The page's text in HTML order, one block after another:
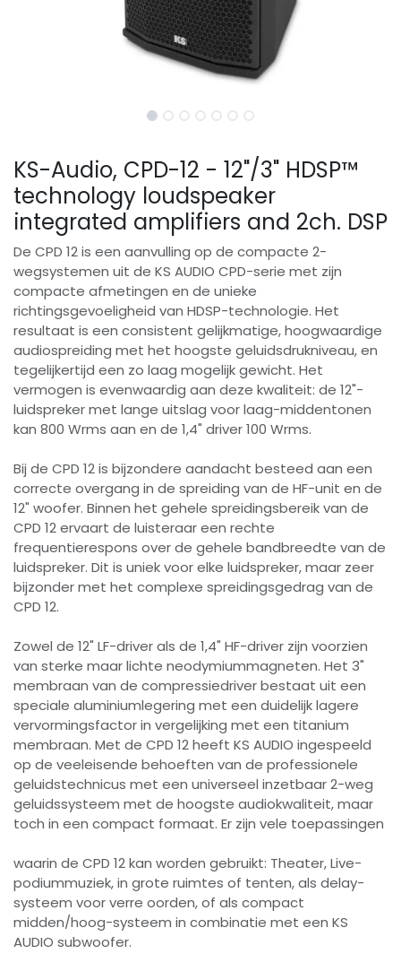
KS-Audio, CPD-12 - 12"/3" HDSP™
technology loudspeaker
integrated amplifiers and 2ch. DSP
De CPD 12 is een aanvulling op de compacte 2-
wegsystemen uit de KS AUDIO CPD-serie met zijn
compacte afmetingen en de unieke
richtingsgevoeligheid van HDSP-technologie. Het
resultaat is een consistent gelijkmatige, hoogwaardige
audiospreiding met het hoogste geluidsdrukniveau, en
tegelijkertijd een zo laag mogelijk gewicht. Het
vermogen is evenwaardig aan deze kwaliteit: de 12"-
luidspreker met lange uitslag voor laag-middentonen
kan 800 Wrms aan en de 1,4" driver 100 Wrms.
Bij de CPD 12 is bijzondere aandacht besteed aan een
correcte overgang in de spreiding van de HF-unit en de
12" woofer. Binnen het gehele spreidingsbereik van de
CPD 12 ervaart de luisteraar een rechte
frequentierespons over de gehele bandbreedte van de
luidspreker. Dit is uniek voor elke luidspreker, maar zeer
bijzonder met het complexe spreidingsgedrag van de
CPD 12.
Zowel de 12" LF-driver als de 1,4" HF-driver zijn voorzien
van sterke maar lichte neodymiummagneten. Het 3"
membraan van de compressiedriver bestaat uit een
speciale aluminiumlegering met een duidelijk lagere
vervormingsfactor in vergelijking met een titanium
membraan. Met de CPD 12 heeft KS AUDIO ingespeeld
op de veeleisende behoeften van de professionele
geluidstechnicus met een universeel inzetbaar 2-weg
geluidssysteem met de hoogste audiokwaliteit, maar
toch in een compact formaat. Er zijn vele toepassingen
waarin de CPD 12 kan worden gebruikt: Theater, Live-
podiummuziek, in grote ruimtes of tenten, als delay-
systeem voor verre oorden, of als compact
midden/hoog-systeem in combinatie met een KS
AUDIO subwoofer.